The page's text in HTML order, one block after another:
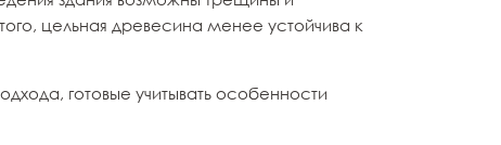
цельная древесина менее устойчива к
готовые учитывать особенности